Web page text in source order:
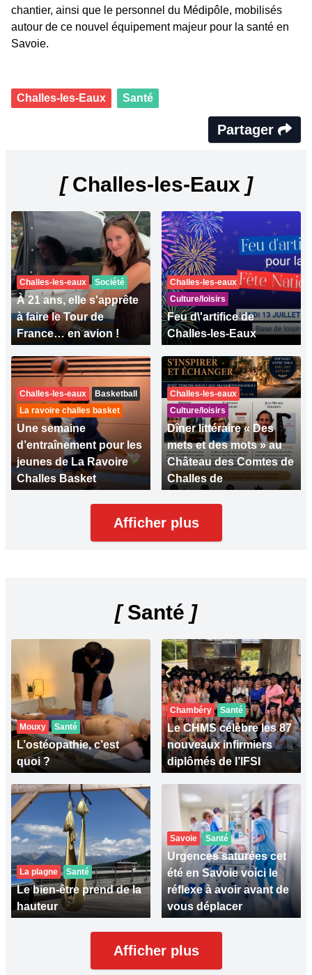
chantier, ainsi que le personnel du Médipôle, mobilisés
autour de ce nouvel équipement majeur pour la santé en
Savoie.
Challes-les-Eaux Santé
Partager
[Challes-les-Eaux ]
Challes-les-eaux Société
À 21 ans, elle s'apprête
à faire le Tour de
France… en avion !
Challes-les-eaux
Culture/loisirs
Feu d\'artifice de
Challes-les-Eaux
Challes-les-eaux
Basketball
La ravoire challes basket
Une semaine
d’entraînement pour les
jeunes de La Ravoire
Challes Basket
Challes-les-eaux
Culture/loisirs
Dîner littéraire « Des
mets et des mots » au
Château des Comtes de
Challes de
Afficher plus
[Santé ]
Mouxy Santé
L’ostéopathie, c’est
quoi ?
Chambéry Santé
Le CHMS célèbre les 87
nouveaux infirmiers
diplômés de l’IFSI
La plagne Santé
Le bien-être prend de la
hauteur
Savoie Santé
Urgences saturées cet
été en Savoie voici le
réflexe à avoir avant de
vous déplacer
Afficher plus